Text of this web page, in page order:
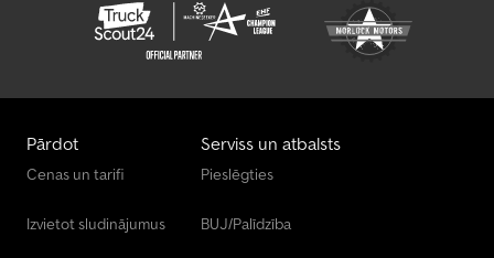
Pārdot
Cenas un tarifi
Izvietot sludinājumus
Serviss un atbalsts
Pieslēgties
BUJ/Palīdzība